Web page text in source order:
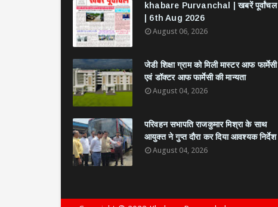
khabare Purvanchal | खबरें पूर्वांचल
| 6th Aug 2026
August 06, 2026
जेडी शिक्षा ग्राम को मिली मास्टर आफ फार्मेसी
एवं डॉक्टर आफ फार्मेसी की मान्यता
August 04, 2026
परिवहन सभापति राजकुमार मिश्रा के साथ
आयुक्त ने गुप्त दौरा कर दिया आवश्यक निर्देश
August 04, 2026